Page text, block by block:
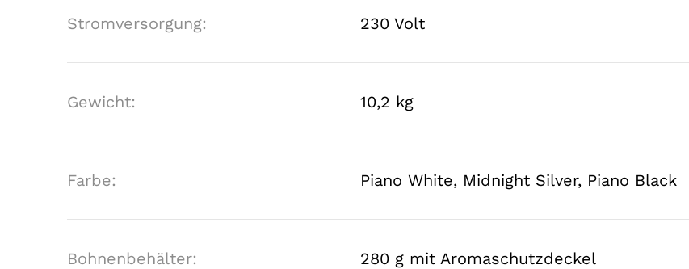
Stromversorgung: 230 Volt
Gewicht: 10,2 kg
Farbe: Piano White, Midnight Silver, Piano Black
Bohnenbehälter: 280 g mit Aromaschutzdeckel